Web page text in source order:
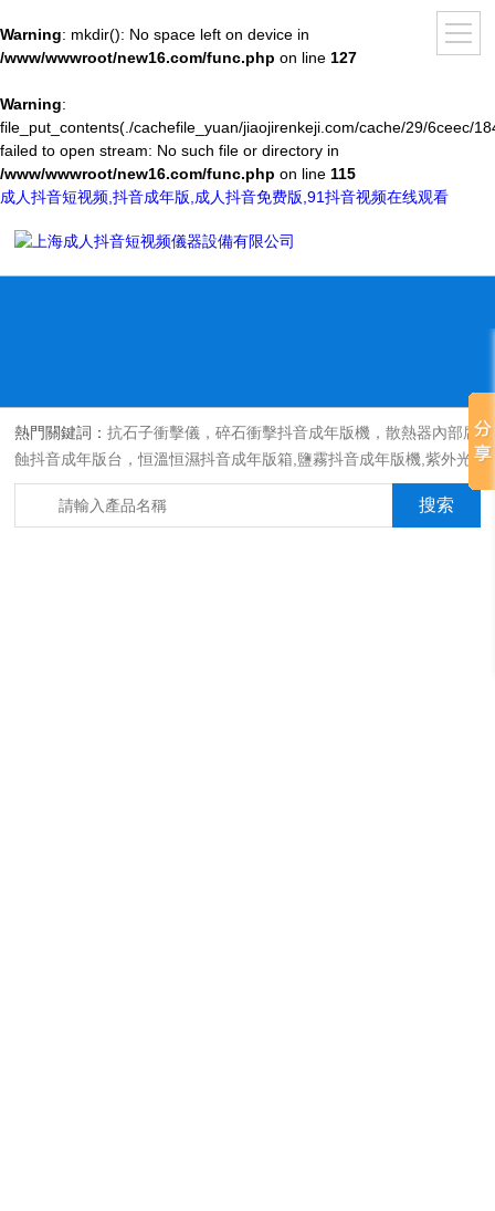
Warning: mkdir(): No space left on device in
/www/wwwroot/new16.com/func.php on line 127
Warning:
file_put_contents(./cachefile_yuan/jiaojirenkeji.com/cache/29/6ceec/
failed to open stream: No such file or directory in
/www/wwwroot/new16.com/func.php on line 115
成人抖音短视频,抖音成年版,成人抖音免费版,91抖音视频在线观看
熱門關鍵詞：抗石子衝擊儀，碎石衝擊抖音成年版機，散熱器內部腐
蝕抖音成年版台，恒溫恒濕抖音成年版箱,鹽霧抖音成年版機,紫外光
耐氣候老化抖音成年版箱,氙燈老化抖音成年版箱，沙塵抖音成年版
箱，淋雨抖音成年版箱，汽車內飾材料燃燒抖音成年版機